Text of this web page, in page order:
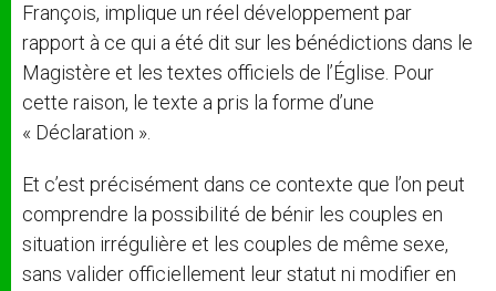
François, implique un réel développement par
rapport à ce qui a été dit sur les bénédictions dans le
Magistère et les textes officiels de l’Église. Pour
cette raison, le texte a pris la forme d’une
« Déclaration ».
Et c’est précisément dans ce contexte que l’on peut
comprendre la possibilité de bénir les couples en
situation irrégulière et les couples de même sexe,
sans valider officiellement leur statut ni modifier en